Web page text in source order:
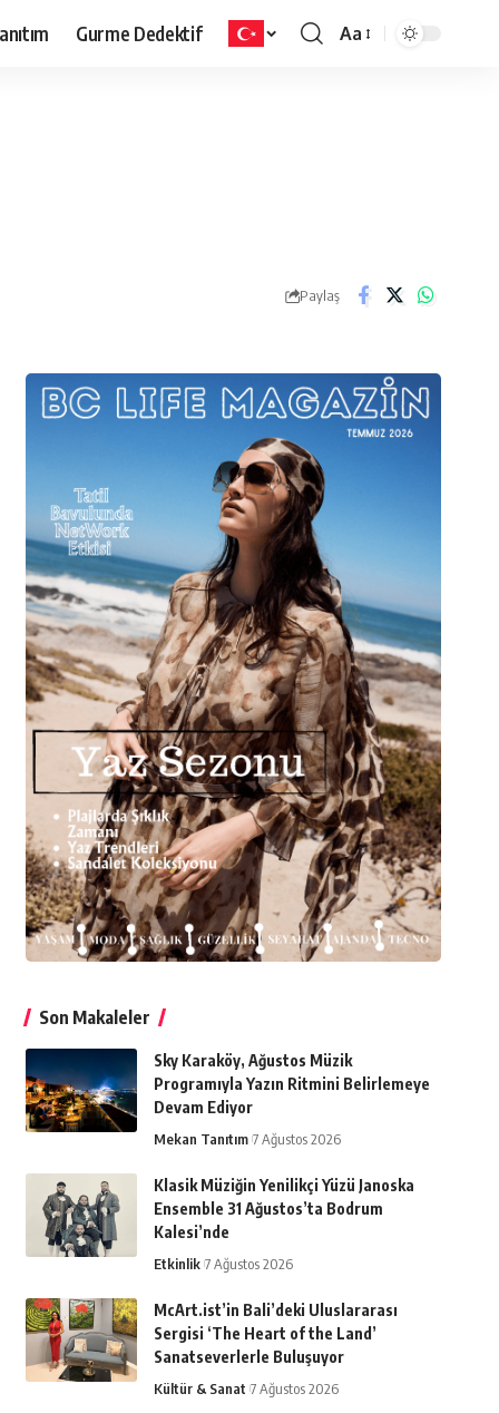
Gurme Dedektif Aa
Paylaş
Son Makaleler
Sky Karaköy, Ağustos Müzik
Programıyla Yazın Ritmini Belirlemeye
Devam Ediyor
Mekan Tanıtım 7 Ağustos 2026
Klasik Müziğin Yenilikçi Yüzü Janoska
Ensemble 31 Ağustos’ta Bodrum
Kalesi’nde
Etkinlik 7 Ağustos 2026
McArt.ist’in Bali’deki Uluslararası
Sergisi ‘The Heart of the Land’
Sanatseverlerle Buluşuyor
Kültür & Sanat 7 Ağustos 2026